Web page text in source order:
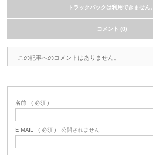
トラックバックは利用できません。
コメント (0)
この記事へのコメントはありません。
名前 ( 必須 )
E-MAIL ( 必須 ) - 公開されません -